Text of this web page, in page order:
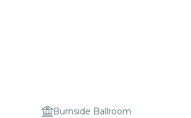
Burnside Ballroom